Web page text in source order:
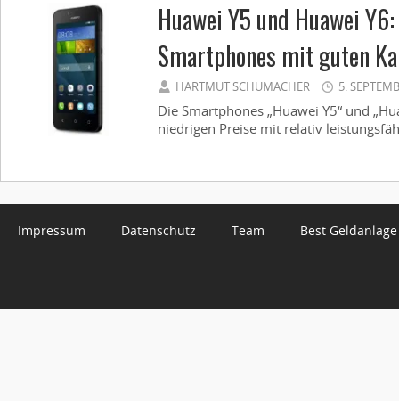
Huawei Y5 und Huawei
Smartphones mit guten
HARTMUT SCHUMACHER 5.
Die Smartphones „Huawei Y5“ und
niedrigen Preise mit relativ
Impressum Datenschutz Team Best Geldanlage